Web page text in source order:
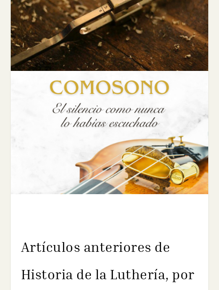
Artículos anteriores de
Historia de la Luthería, por